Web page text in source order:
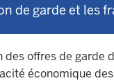
de garde et les
offres de garde
économique